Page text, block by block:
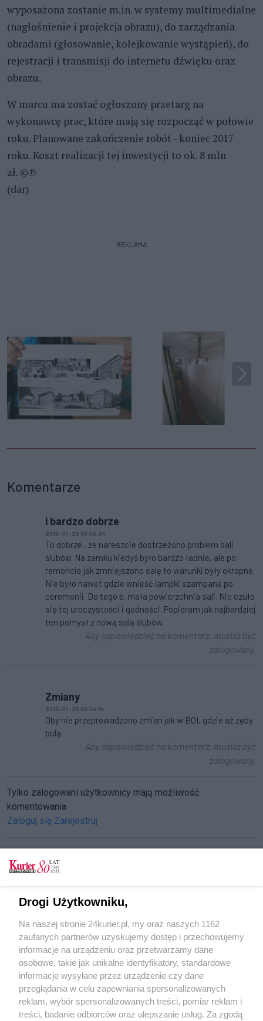
wyposażona zostanie m.in. w systemy multimedialne
(nagłośnienie i projekcja obrazu), do zarządzania
obradami (głosowanie, kolejkowanie wystąpień), do
rejestracji i transmisji do internetu dźwięku oraz
obrazu.
W marcu ma zostać ogłoszony przetarg na
wykonawcę prac, które mają się rozpocząć w połowie
roku. Planowane zakończenie robót - koniec 2017
roku. Koszt realizacji tej inwestycji to ok. 8 mln
zł. ©℗
(dar)
REKLAMA
Komentarze
i bardzo dobrze
2016-01-26 08:56:24
To dobrze , że nareszcie dostrzeżono problem sali
ślubów. Na zamku kiedyś było bardzo ładnie, ale po
remoncie jak zmniejszono salę to warunki były okropne.
Nie było nawet gdzie wnieść lampki szampana po
ceremonii. Do tego b. mała powierzchnia sali. Nie czuło
się tej uroczystości i godności. Popieram jak najbardziej
ten pomysł z nową salą ślubów.
Aby odpowiedzieć na komentarz, musisz być
zalogowany.
Zmiany
2016-01-26 08:54:14
Oby nie przeprowadzono zmian jak w BOI, gdzie aż zęby
bolą.
Aby odpowiedzieć na komentarz, musisz być
zalogowany.
Tylko zalogowani użytkownicy mają możliwość
komentowania
Zaloguj się Zarejestruj
Drugi wicedyrektor w zamku. Bo statut każe
Tramwaj ruszy w poniedziałek?
Gratulujemy kolejnym Jubilatom!
POGODA
14℃
Drogi Użytkowniku,
Na naszej stronie 24kurier.pl, my oraz naszych 1162
zaufanych partnerów uzyskujemy dostęp i przechowujemy
informacje na urządzeniu oraz przetwarzamy dane
osobowe, takie jak unikalne identyfikatory, standardowe
informacje wysyłane przez urządzenie czy dane
przeglądania w celu zapewniania spersonalizowanych
reklam, wybór spersonalizowanych treści, pomiar reklam i
treści, badanie odbiorców oraz ulepszanie usług. Za zgodą